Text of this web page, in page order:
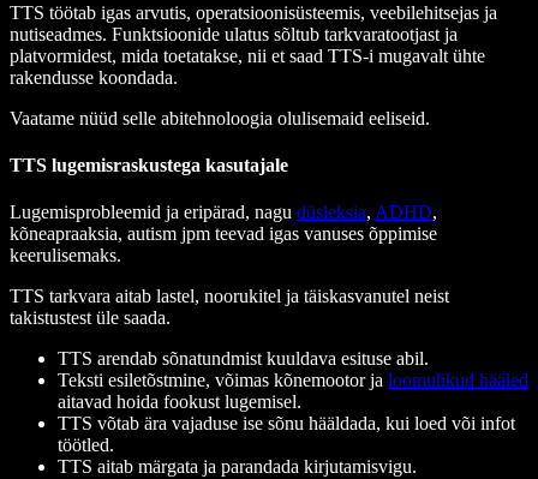
TTS töötab igas arvutis, operatsioonisüsteemis, veebilehitsejas ja
nutiseadmes. Funktsioonide ulatus sõltub tarkvaratootjast ja
platvormidest, mida toetatakse, nii et saad TTS-i mugavalt ühte
rakendusse koondada.
Vaatame nüüd selle abitehnoloogia olulisemaid eeliseid.
TTS lugemisraskustega kasutajale
Lugemisprobleemid ja eripärad, nagu düsleksia, ADHD,
kõneapraaksia, autism jpm teevad igas vanuses õppimise
keerulisemaks.
TTS tarkvara aitab lastel, noorukitel ja täiskasvanutel neist
takistustest üle saada.
TTS arendab sõnatundmist kuuldava esituse abil.
Teksti esiletõstmine, võimas kõnemootor ja loomulikud hääled
aitavad hoida fookust lugemisel.
TTS võtab ära vajaduse ise sõnu hääldada, kui loed või infot
töötled.
TTS aitab märgata ja parandada kirjutamisvigu.